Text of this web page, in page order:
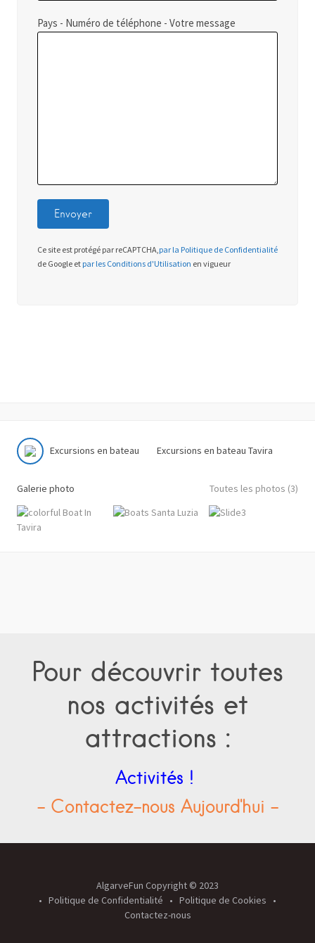
Pays - Numéro de téléphone - Votre message
Ce site est protégé par reCAPTCHA, par la Politique de Confidentialité
de Google et par les Conditions d'Utilisation en vigueur
Excursions en bateau Excursions en bateau Tavira
Galerie photo Toutes les photos (3)
Pour découvrir toutes
nos activités et
attractions :
Activités !
- Contactez-nous Aujourd'hui -
AlgarveFun Copyright © 2023
Politique de Confidentialité
Politique de Cookies
Contactez-nous